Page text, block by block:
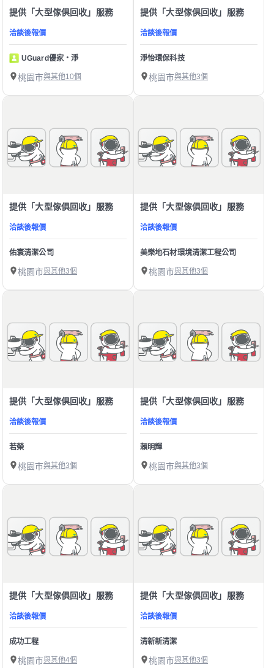
提供「大型傢俱回收」服務
洽談後報價
UGuard優家・淨
桃園市與其他10個
提供「大型傢俱回收」服務
洽談後報價
淨怡環保科技
桃園市與其他3個
提供「大型傢俱回收」服務
洽談後報價
佑寰清潔公司
桃園市與其他3個
提供「大型傢俱回收」服務
洽談後報價
美樂地石材環境清潔工程公司
桃園市與其他3個
提供「大型傢俱回收」服務
洽談後報價
若榮
桃園市與其他3個
提供「大型傢俱回收」服務
洽談後報價
賴明輝
桃園市與其他3個
提供「大型傢俱回收」服務
洽談後報價
成功工程
桃園市與其他4個
提供「大型傢俱回收」服務
洽談後報價
清新新清潔
桃園市與其他3個